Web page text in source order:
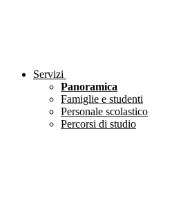
Servizi
Panoramica
Famiglie e studenti
Personale scolastico
Percorsi di studio